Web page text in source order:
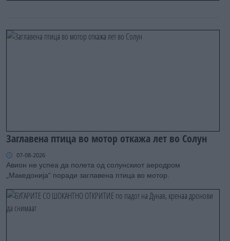
Заглавена птица во мотор откажа лет во Солун
07-08-2026
Авион не успеа да полета од солунскиот аеродром
„Македонија“ поради заглавена птица во мотор.